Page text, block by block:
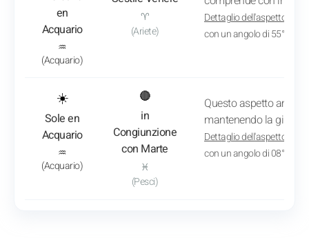
en
Acquario
♒
(Acquario)
♈
(Ariete)
Dettaglio dell'aspetto
con un angolo di 55° 30'
☀️
Sole en
Acquario
: Vedi l'analisi del transito
♒
(Acquario)
🔴
in
Congiunzione
con Marte
♓
(Pesci)
Questo aspetto
mantenendo la giusta
Dettaglio dell'aspetto
con un angolo di 08° 18'